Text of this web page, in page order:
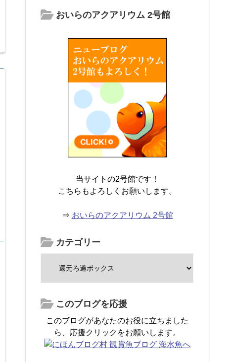
おいらのアクアリウム 2号館
当サイトの2号館です！
こちらもよろしくお願いします。
⇒ おいらのアクアリウム 2号館
カテゴリー
このブログを応援
このブログがあなたのお役に立ちました
ら、応援クリックをお願いします。